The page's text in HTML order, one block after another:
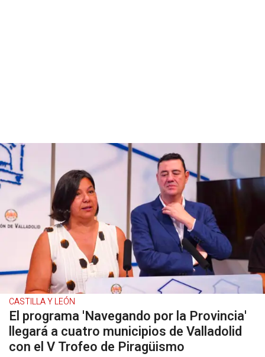
CASTILLA Y LEÓN
El programa 'Navegando por la Provincia'
llegará a cuatro municipios de Valladolid
con el V Trofeo de Piragüismo